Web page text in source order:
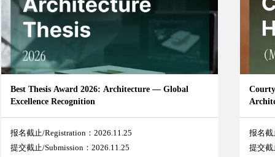
Best Thesis Award 2026: Architecture — Global
Excellence Recognition
报名截止/Registration：2026.11.25
提交截止/Submission：2026.11.25
报名截
提交截